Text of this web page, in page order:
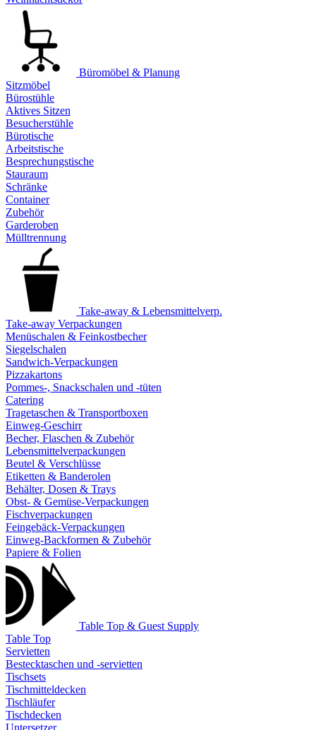
Büromöbel & Planung
Sitzmöbel
Bürostühle
Aktives Sitzen
Besucherstühle
Bürotische
Arbeitstische
Besprechungstische
Stauraum
Schränke
Container
Zubehör
Garderoben
Mülltrennung
Take-away & Lebensmittelverp.
Take-away Verpackungen
Menüschalen & Feinkostbecher
Siegelschalen
Sandwich-Verpackungen
Pizzakartons
Pommes-, Snackschalen und -tüten
Catering
Tragetaschen & Transportboxen
Einweg-Geschirr
Becher, Flaschen & Zubehör
Lebensmittelverpackungen
Beutel & Verschlüsse
Etiketten & Banderolen
Behälter, Dosen & Trays
Obst- & Gemüse-Verpackungen
Fischverpackungen
Feingebäck-Verpackungen
Einweg-Backformen & Zubehör
Papiere & Folien
Table Top & Guest Supply
Table Top
Servietten
Bestecktaschen und -servietten
Tischsets
Tischmitteldecken
Tischläufer
Tischdecken